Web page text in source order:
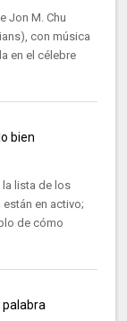
Jon M. Chu
con música
en el célebre
bien
lista de los
en activo;
de cómo
palabra